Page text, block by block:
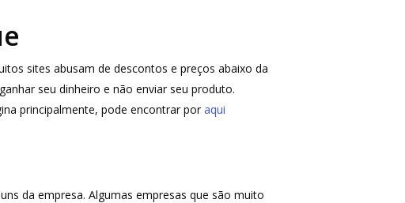
sites abusam de descontos e preços abaixo da
seu dinheiro e não enviar seu produto.
principalmente, pode encontrar por aqui
da empresa. Algumas empresas que são muito